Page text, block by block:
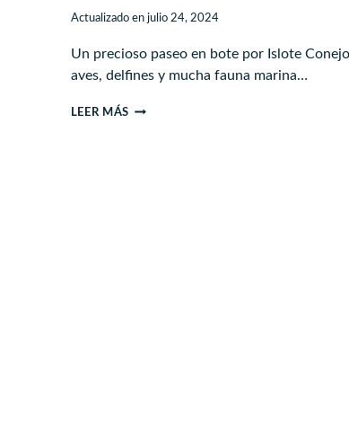
Actualizado en julio 24, 2024
Un precioso paseo en bote por Islote
aves, delfines y mucha fauna marina…
LEER MÁSECOTURISMO